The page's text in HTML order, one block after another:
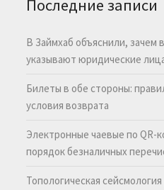
Последние записи
В Займхаб объяснили, зачем
указывают юридические
Билеты в обе стороны:
условия возврата
Электронные чаевые по QR-
порядок безналичных
Топологическая